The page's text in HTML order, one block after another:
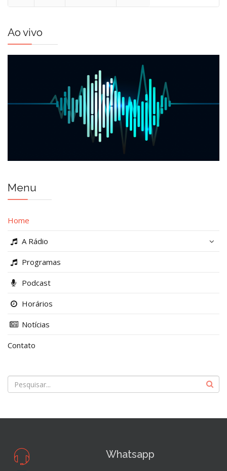
Ao vivo
Menu
Home
A Rádio
Programas
Podcast
Horários
Notícias
Contato
Whatsapp